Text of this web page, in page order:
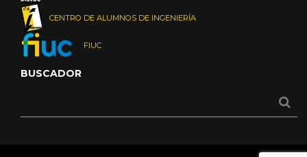
CENTRO DE ALUMNOS DE INGENIERÍA
FIUC
BUSCADOR